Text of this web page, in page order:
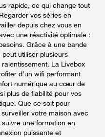
rapide, ce qui change tout
vos séries en
depuis chez vous en
une réactivité optimale :
Grâce à une bande
utiliser plusieurs
La Livebox
d’un wifi performant
numérique au cœur de
plus de fiabilité pour vos
Que ce soit pour
votre maison avec
une formation en
puissante et